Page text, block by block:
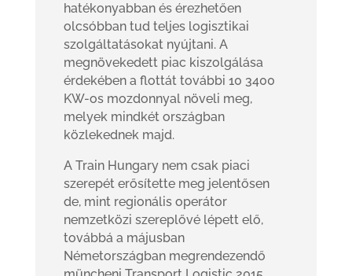
hatékonyabban és érezhetően
olcsóbban tud teljes logisztikai
szolgáltatásokat nyújtani. A
megnövekedett piac kiszolgálása
érdekében a flottát további 10 3400
KW-os mozdonnyal növeli meg,
melyek mindkét országban
közlekednek majd.
A Train Hungary nem csak piaci
szerepét erősítette meg jelentősen
de, mint regionális operátor
nemzetközi szereplővé lépett elő,
továbbá a májusban
Németországban megrendezendő